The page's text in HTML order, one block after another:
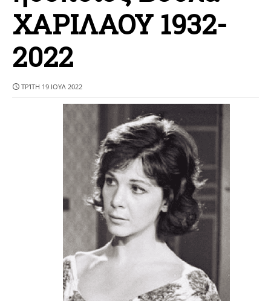
ΧΑΡΙΛΑΟΥ 1932-
2022
ΤΡΊΤΗ 19 ΙΟΥΛ 2022